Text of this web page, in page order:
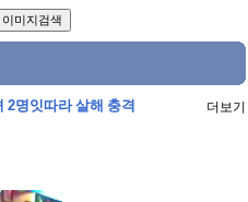
2명잇따라 살해 충격 더보기